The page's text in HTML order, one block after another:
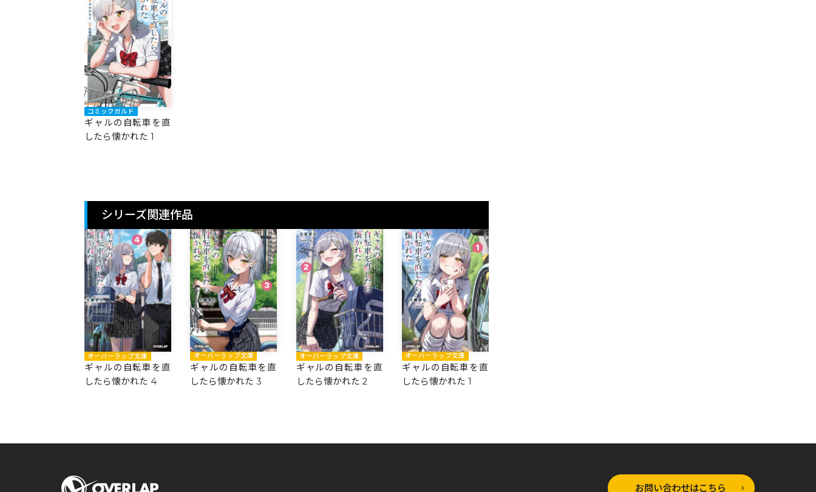
コミックガルド
ギャルの自転車を直
したら懐かれた 1
シリーズ関連作品
オーバーラップ文庫
ギャルの自転車を直
したら懐かれた 4
オーバーラップ文庫
ギャルの自転車を直
したら懐かれた 3
オーバーラップ文庫
ギャルの自転車を直
したら懐かれた 2
オーバーラップ文庫
ギャルの自転車を直
したら懐かれた 1
お問い合わせはこちら